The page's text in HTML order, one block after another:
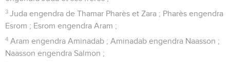
3 Juda engendra de Thamar Pharès et Zara ; Pharès engendra
Esrom ; Esrom engendra Aram ;
4 Aram engendra Aminadab ; Aminadab engendra Naasson ;
Naasson engendra Salmon ;